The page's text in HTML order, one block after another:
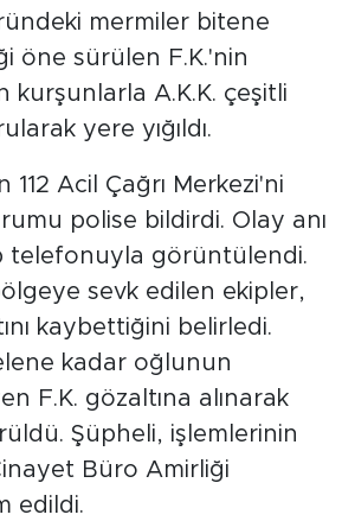
mermiler bitene
öne sürülen F.K.'nin
kurşunlarla A.K.K. çeşitli
yere yığıldı.
112 Acil Çağrı Merkezi'ni
polise bildirdi. Olay anı
telefonuyla görüntülendi.
sevk edilen ekipler,
kaybettiğini belirledi.
kadar oğlunun
F.K. gözaltına alınarak
Şüpheli, işlemlerinin
Büro Amirliği
edildi.